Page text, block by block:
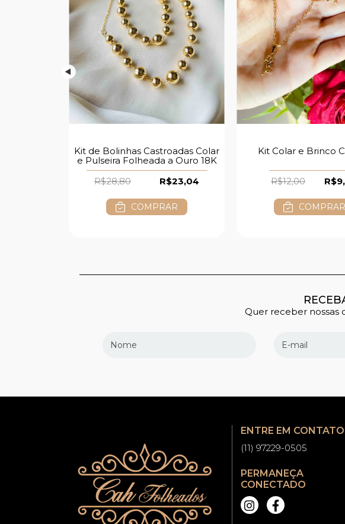
Kit de Bolinhas Castroadas Colar
e Pulseira Folheada a Ouro 18K
R$28,80
R$23,04
COMPRAR
Kit Colar e Brinco
R$12,00
COMPRAR
Quer receber nossas
ENTRE EM CONTATO
(11) 97229-0505
PERMANEÇA
CONECTADO